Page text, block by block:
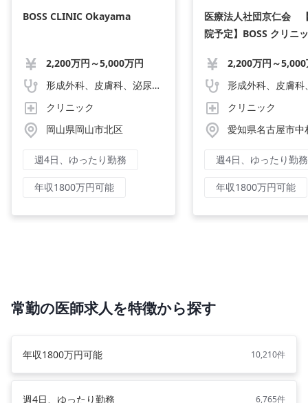
BOSS CLINIC Okayama
2,200万円～5,000万円
形成外科、皮膚科、泌尿器科、美容外科
クリニック
岡山県岡山市北区
週4日、ゆったり勤務
年収1800万円可能
医療法人社団京仁会
院予定】BOSS クリニ
クリニック
愛知県名古屋市中
週4日、ゆったり勤務
年収1800万円可能
常勤の医師求人を特徴から探す
年収1800万円可能 10,210件
週4日、ゆったり勤務 6,765件